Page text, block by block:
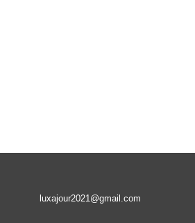
luxajour2021@gmail.com